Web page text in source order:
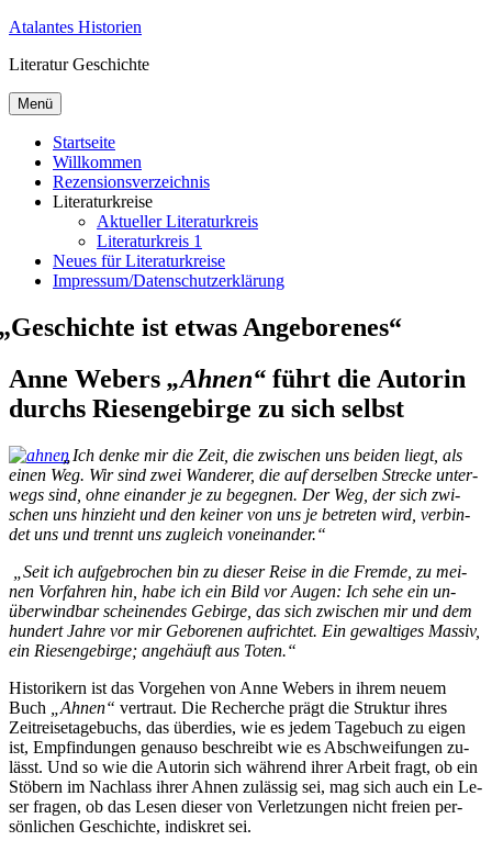
Zum
springen
Atalantes Historien
Literatur Geschichte
Menü
Startseite
Willkommen
Rezensionsverzeichnis
Literaturkreise
Aktueller Literaturkreis
Literaturkreis 1
Neues für Literaturkreise
Impressum/Datenschutzerklärung
Geschichte ist etwas Angeborenes“
Anne Webers „Ahnen“ führt die Autorin
durchs Riesengebirge zu sich selbst
„ Ich den­ke mir die Zeit, die zwi­schen uns bei­den liegt, als
ei­nen Weg. Wir sind zwei Wan­de­rer, die auf der­sel­ben Stre­cke un­ter­
wegs sind, oh­ne ein­an­der je zu be­geg­nen. Der Weg, der sich zwi­
schen uns hin­zieht und den kei­ner von uns je be­tre­ten wird, ver­bin­
det uns und trennt uns zu­gleich voneinander.“
„Seit ich auf­ge­bro­chen bin zu die­ser Rei­se in die Frem­de, zu mei­
nen Vor­fah­ren hin, ha­be ich ein Bild vor Au­gen: Ich se­he ein un­
über­wind­bar schei­nen­des Ge­bir­ge, das sich zwi­schen mir und dem
hun­dert Jah­re vor mir Ge­bo­re­nen auf­rich­tet. Ein ge­wal­ti­ges Mas­siv,
ein Rie­sen­ge­bir­ge; an­ge­häuft aus Toten.“
His­to­ri­kern ist das Vor­ge­hen von An­ne We­bers in ih­rem neu­em
Buch
„Ah­nen“ ver­traut. Die Re­cher­che prägt die Struk­tur ih­res
Zeit­rei­se­ta­ge­buchs, das über­dies, wie es je­dem Ta­ge­buch zu ei­gen
ist, Emp­fin­dun­gen ge­nau­so be­schreibt wie es Ab­schwei­fun­gen zu­
lässt. Und so wie die Au­torin sich wäh­rend ih­rer Ar­beit fragt, ob ein
Stö­bern im Nach­lass ih­rer Ah­nen zu­läs­sig sei, mag sich auch ein Le­
ser fra­gen, ob das Le­sen die­ser von Ver­let­zun­gen nicht frei­en per­
sön­li­chen Ge­schich­te, in­dis­kret sei.